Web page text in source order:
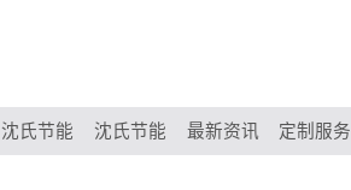
沈氏节能 沈氏节能 最新资讯 定制服务